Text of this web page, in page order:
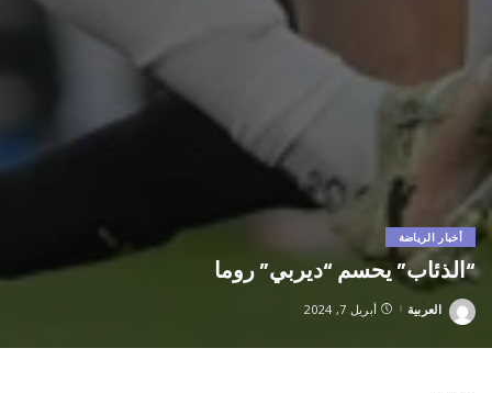
أخبار الرياضة
“الذئاب” يحسم “ديربي” روما
Posted
العربية أبريل 7, 2024